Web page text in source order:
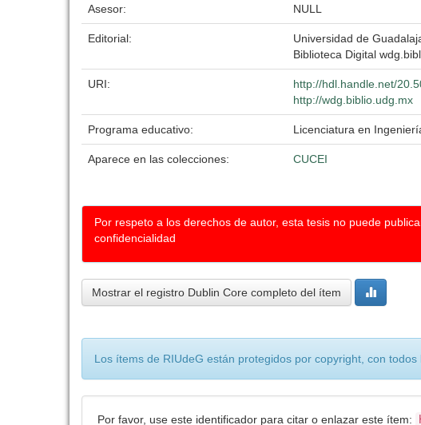
Asesor: NULL
Editorial:
Universidad de
Biblioteca Digital
URI:
http://hdl.handle.net/
http://wdg.biblio.udg.mx
Programa educativo: Licenciatura en
Aparece en las colecciones: CUCEI
Por respeto a los derechos de autor, esta tesis no puede
confidencialidad
Mostrar el registro Dublin Core completo del ítem
Los ítems de RIUdeG están protegidos por copyright, con
Por favor, use este identificador para citar o enlazar este ítem: